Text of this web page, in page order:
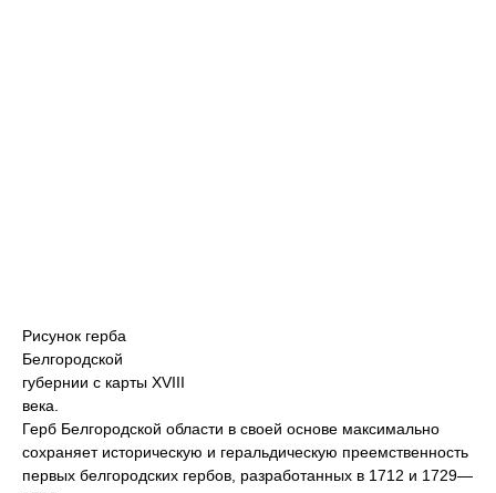
Рисунок герба
Белгородской
губернии с карты XVIII
века.
Герб Белгородской области в своей основе максимально
сохраняет историческую и геральдическую преемственность
первых белгородских гербов, разработанных в 1712 и 1729—